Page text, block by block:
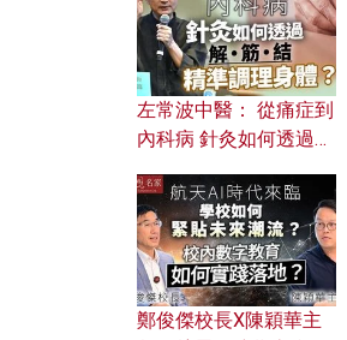
左常波中醫： 從痛症到
內科病 針灸如何透過解
鄭俊傑校長X陳穎華主